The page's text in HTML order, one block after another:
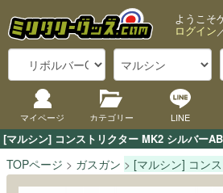
[マルシン] コンストリクター MK2 シルバー
ようこそ
ログイン
マイページ カテゴリー LINE
TOPページ ガスガン [マルシン] コン